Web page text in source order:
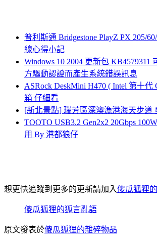
普利斯通 Bridgestone PlayZ PX 205/
線心得小記
Windows 10 2004 更新包 KB4579311
方驅動認證而產生系統錯誤訊息
ASRock DeskMini H470 ( Intel 第十代
箱 仔細看
[新北景點] 瑞芳區深澳漁港海天步道
TOOTO USB3.2 Gen2x2 20Gbps
用 By 港都狼仔
想更快追蹤到更多的更新請加入傻瓜狐狸
傻瓜狐狸的狐言亂語
原文發表於傻瓜狐狸的雜碎物品